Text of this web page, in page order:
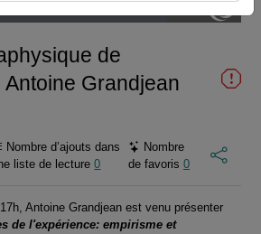
0.00%
dans
écran
de
Antoine Grandjean
Nombre d’ajouts dans
liste de lecture0
Nombre
de favoris 0
Antoine Grandjean est venu présenter
de l'expérience: empirisme et